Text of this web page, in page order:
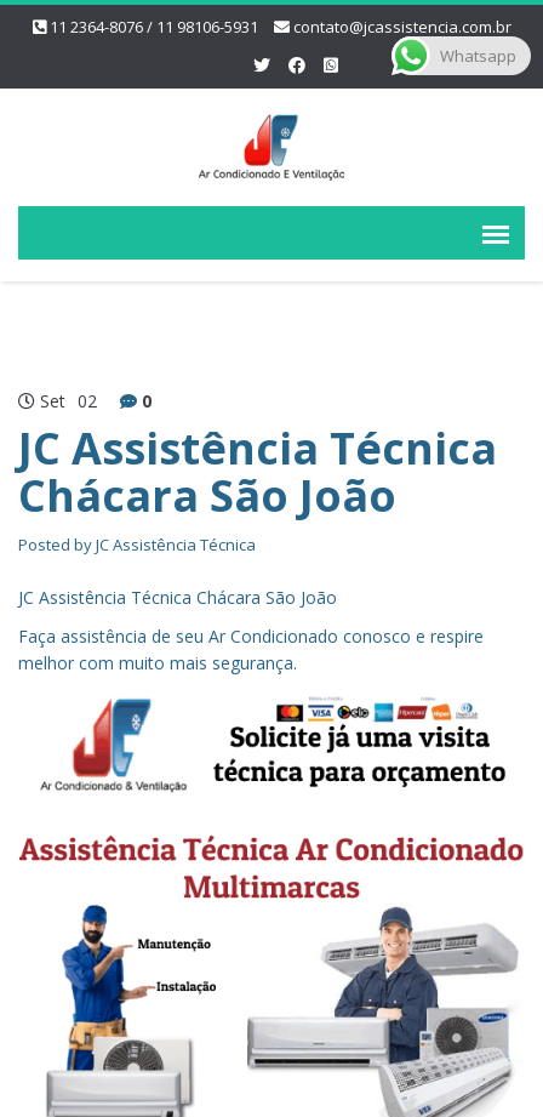
11 2364-8076 / 11 98106-5931 contato@jcassistencia.com.br
Set 02 0
JC Assistência Técnica
Chácara São João
Posted byJC Assistência Técnica
JC Assistência Técnica Chácara São João
Faça assistência de seu Ar Condicionado conosco e respire
melhor com muito mais segurança.
Whatsapp